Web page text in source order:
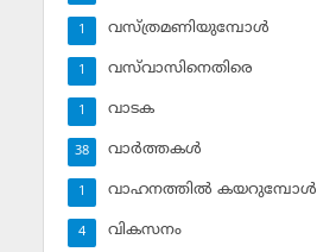
വസ്ത്രമണിയുമ്പോള്‍
1
വസ്‌വാസിനെതിരെ
1
വാടക
1
വാര്‍ത്തകള്‍
38
വാഹനത്തില്‍ കയറുമ്പോള്‍
1
വികസനം
4